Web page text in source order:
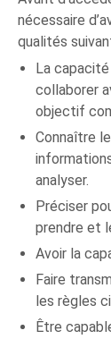
nécessaire
qualités
La
collaborer
objectif
Connaître
analyser.
Préciser
prendre et
Avoir la
Faire
les règles
Être